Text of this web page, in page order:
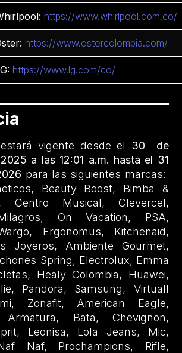
https://www.whirlpool.com.co/
https://www.ostercolombia.com/
https://www.lg.com/co/
vigente desde el 30 de
a las 12:01 a.m. hasta el 31
para las siguientes marcas:
Beauty Boost, Bimba &
Centro Musical, Clevercel,
On Vacation, PSA,
Ergonomus, Kitchenaid,
Joyeros, Ambiente Gourmet,
Spring, Electrolux, Emma
Healy Colombia, Huawei,
Pandora, Samsung, Virtuall
Zonafit, American Eagle,
Armatura, Bata, Chevignon,
Leonisa, Lola Jeans, Mic,
Naf, Prochampions, Rifle,